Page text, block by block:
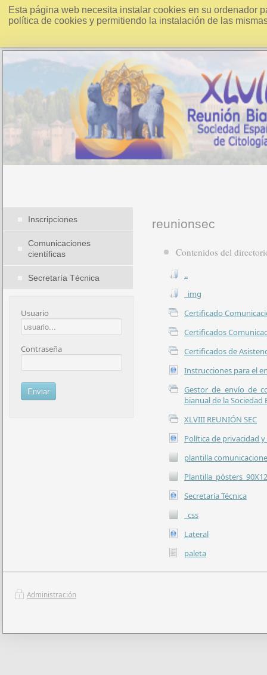
Esta página web necesita instalar cookies en su ordenador
política de cookies y permitiendo la instalación de las
Inscripciones
Comunicaciones
científicas
Secretaría Técnica
Usuario
Contraseña
reunionsec
Contenidos del
..
_img
Certificado
Certificados
Certificados de
Instrucciones para el
Gestor de envío de
bianual de la Sociedad
XLVIII REUNIÓN SEC
Política de privacidad
plantilla
Secretaría Técnica
_css
Lateral
paleta
Administración